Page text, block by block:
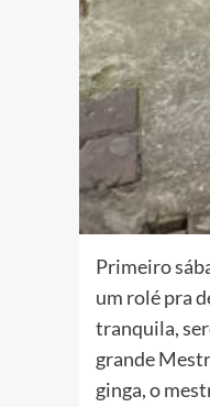
Primeiro
um rolé pra
tranquila,
grande
ginga, o